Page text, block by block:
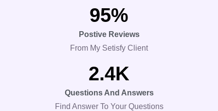
Postive Reviews
95%
From My Setisfy Client
Questions And Answers
2.4K
Find Answer To Your Questions